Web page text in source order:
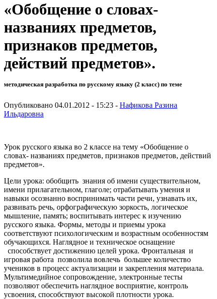
«Обобщение о словах-
названиях предметов,
признаков предметов,
действий предметов».
методическая разработка по русскому языку (2 класс) по теме
Опубликовано 04.01.2012 - 15:23 - Нафикова Разина
Ильдаровна
Урок русского языка во 2 классе на тему «Обобщение о
словах- названиях предметов, признаков предметов, действий
предметов».
Цели урока: обобщить знания об имени существительном,
имени прилагательном, глаголе; отрабатывать умения и
навыки осознанно воспринимать части речи, узнавать их,
развивать речь, орфографическую зоркость, логическое
мышление, память; воспитывать интерес к изучению
русского языка. Формы, методы и приемы урока
соответствуют психологическим и возрастным особенностям
обучающихся. Наглядное и техническое оснащение
способствует достижению целей урока. Фронтальная и
игровая работа позволила вовлечь большее количество
учеников в процесс актуализации и закрепления материала.
Мультимедийное сопровождение, электронные тесты
позволяют обеспечить наглядное восприятие, контроль
усвоения, способствуют высокой плотности урока.